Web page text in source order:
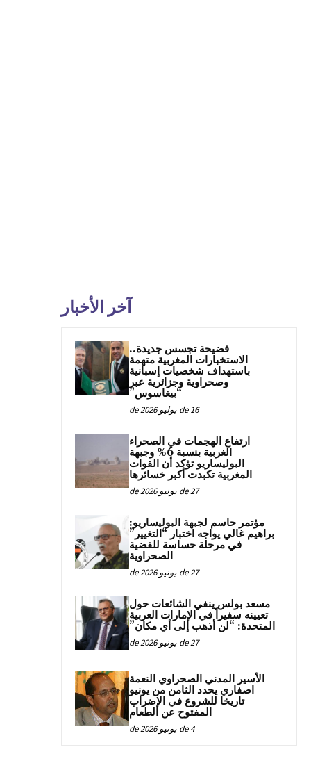
آخر الأخبار
فضيحة تجسس جديدة..
الاستخبارات المغربية متهمة
باستهداف شخصيات إسبانية
وصحراوية وجزائرية عبر
“بيغاسوس”
16 de يوليو de 2026
ارتفاع الهجمات في الصحراء
الغربية بنسبة 6% وجبهة
البوليساريو تؤكد أن القوات
المغربية تكبدت أكبر خسائرها
27 de يونيو de 2026
مؤتمر حاسم لجبهة البوليساريو:
براهيم غالي يواجه اختبار “التغيير”
في مرحلة حساسة للقضية
الصحراوية
27 de يونيو de 2026
مسعد بولس ينفي الشائعات حول
تعيينه سفيراً في الإمارات العربية
المتحدة: “لن أذهب إلى أي مكان”
27 de يونيو de 2026
الأسير المدني الصحراوي النعمة
اصفاري يحدد الثامن من يونيو
تاريخا للشروع في الإضراب
المفتوح عن الطعام
4 de يونيو de 2026